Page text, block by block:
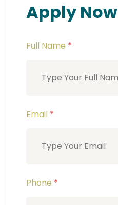
Apply Now
Full Name *
Email *
Phone *